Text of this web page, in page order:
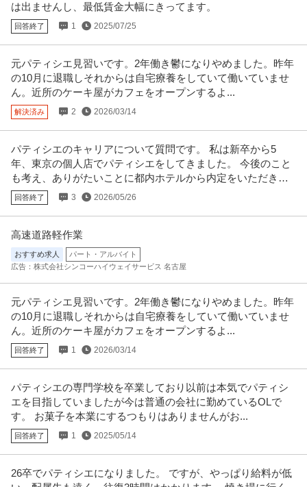
は出ませんし、最低賃金大幅にきってます。
回答終了 1 2025/07/25
元パティシエ見習いです。2年働き鬱になりやめました。昨年
の10月に退職しそれからは自宅療養をしていて働いていませ
ん。近所のケーキ屋がカフェをオープンするよ...
解決済み 2 2026/03/14
パティシエのキャリアについて質問です。 私は新卒から5
年、東京の個人店でパティシエをしてきました。 今後のこと
も考え、ありがたいことに都内ホテルから内定をいただき転
職をします。
回答終了 3 2026/05/26
高速道路軽作業
おすすめ求人
パート・アルバイト
広告：株式会社シンコーハイウェイサービス 名古屋
元パティシエ見習いです。2年働き鬱になりやめました。昨年
の10月に退職しそれからは自宅療養をしていて働いていませ
ん。近所のケーキ屋がカフェをオープンするよ...
回答終了 1 2026/03/14
パティシエの専門学校を卒業しており以前は本気でパティシ
エを目指していましたが今は普通の会社に勤めているOLで
す。 お菓子を本業にするつもりはありませんがお...
回答終了 1 2025/05/14
26卒でパティシエになりました。 ですが、やっぱり給料が低